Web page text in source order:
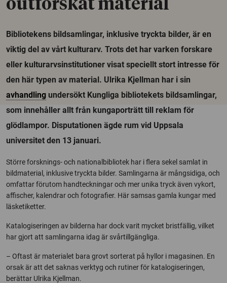
outforskat material
Bibliotekens bildsamlingar, inklusive tryckta bilder, är en
viktig del av vårt kulturarv. Trots det har varken forskare
eller kulturarvsinstitutioner visat speciellt stort intresse för
den här typen av material. Ulrika Kjellman har i sin
avhandling undersökt Kungliga bibliotekets bildsamlingar,
som innehåller allt från kungaporträtt till reklam för
glödlampor. Disputationen ägde rum vid Uppsala
universitet den 13 januari.
Större forsknings- och nationalbibliotek har i flera sekel samlat in
bildmaterial, inklusive tryckta bilder. Samlingarna är mångsidiga, och
omfattar förutom handteckningar och mer unika tryck även vykort,
affischer, kalendrar och fotografier. Här samsas gamla kungar med
läsketiketter.
Katalogiseringen av bilderna har dock varit mycket bristfällig, vilket
har gjort att samlingarna idag är svårtillgängliga.
– Oftast är materialet bara grovt sorterat på hyllor i magasinen. En
orsak är att det saknas verktyg och rutiner för katalogiseringen,
berättar Ulrika Kjellman.